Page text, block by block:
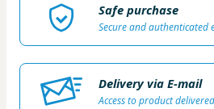
Safe purchase
Secure and authenticated
Delivery via E-mail
Access to product